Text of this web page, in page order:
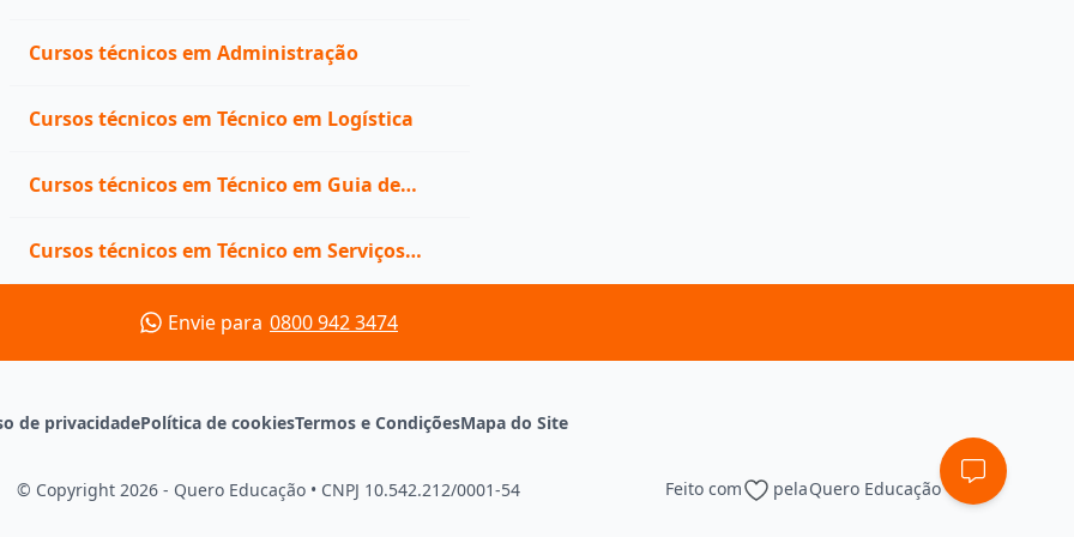
Cursos técnicos em Administração
Cursos técnicos em Técnico em Logística
Cursos técnicos em Técnico em Guia de
Cursos técnicos em Técnico em Serviços
Jurídicos
Envie para 0800 942 3474
de privacidadePolítica de cookiesTermos e CondiçõesMapa do Site
© Copyright 2026 - Quero Educação • CNPJ 10.542.212/0001-54 Feito com pelaQuero Educação